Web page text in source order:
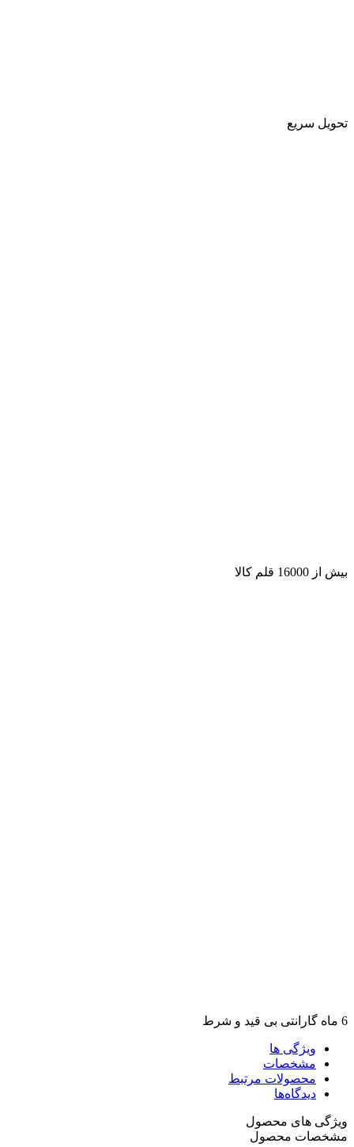
تحویل سریع
بیش از 16000 قلم کالا
6 ماه گارانتی بی قید و شرط
ویژگی ها
مشخصات
محصولات مرتبط
دیدگاه‌ها
ویژگی های محصول
مشخصات محصول